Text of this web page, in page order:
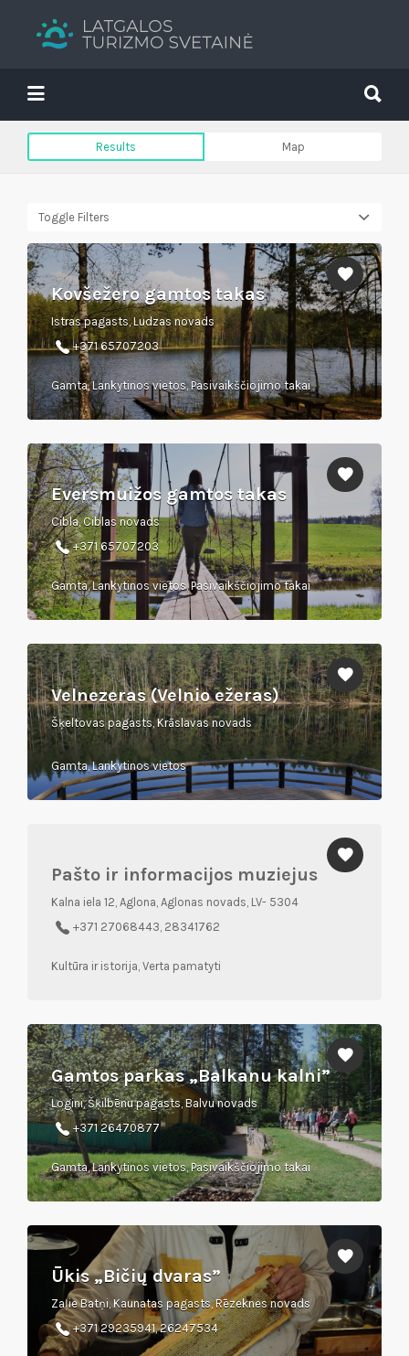
Tavs brīvdienu ceļvedis
Search
for:
for:
Results Map
Toggle Filters
Kovšežero gamtos takas
Istras pagasts, Ludzas novads
+371 65707203
Gamta, Lankytinos vietos, Pasivaikščiojimo takai
Eversmuižos gamtos takas
Cibla, Ciblas novads
+371 65707203
Gamta, Lankytinos vietos, Pasivaikščiojimo takai
Velnezeras (Velnio ežeras)
Šķeltovas pagasts, Krāslavas novads
Gamta, Lankytinos vietos
Pašto ir informacijos muziejus
Kalna iela 12, Aglona, Aglonas novads, LV- 5304
+371 27068443, 28341762
Kultūra ir istorija, Verta pamatyti
Gamtos parkas „Balkanu kalni”
Logini, Šķilbēnu pagasts, Balvu novads
+371 26470877
Gamta, Lankytinos vietos, Pasivaikščiojimo takai
Ūkis „Bičių dvaras”
Zaļie Batņi, Kaunatas pagasts, Rēzeknes novads
+371 29235941, 26247534